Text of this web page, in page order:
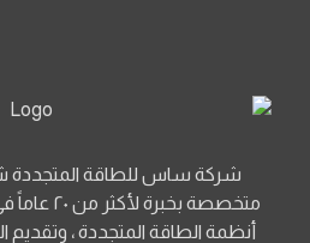
شركة ساس للطاقة المتجددة
متخصصة
أنظمة الطاقة المتجددة ، وتقديم